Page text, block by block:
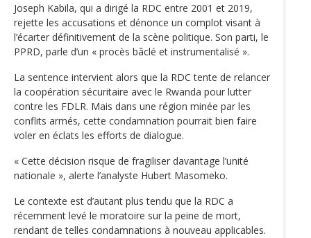
Joseph Kabila, qui a dirigé la RDC entre 2001 et 2019,
rejette les accusations et dénonce un complot visant à
l’écarter définitivement de la scène politique. Son parti, le
PPRD, parle d’un « procès bâclé et instrumentalisé ».
La sentence intervient alors que la RDC tente de relancer
la coopération sécuritaire avec le Rwanda pour lutter
contre les FDLR. Mais dans une région minée par les
conflits armés, cette condamnation pourrait bien faire
voler en éclats les efforts de dialogue.
« Cette décision risque de fragiliser davantage l’unité
nationale », alerte l’analyste Hubert Masomeko.
Le contexte est d’autant plus tendu que la RDC a
récemment levé le moratoire sur la peine de mort,
rendant de telles condamnations à nouveau applicables.